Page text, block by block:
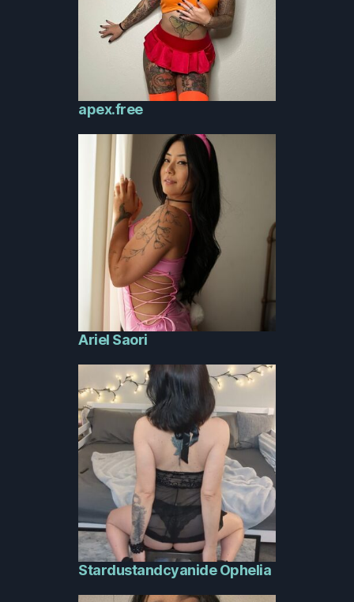
apex.free
Ariel Saori
Stardustandcyanide Ophelia